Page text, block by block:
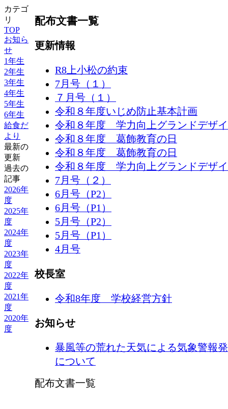
カテゴ
リ
TOP
お知ら
せ
1年生
2年生
3年生
4年生
5年生
6年生
給食だ
より
最新の
更新
過去の
記事
2026年
度
2025年
度
2024年
度
2023年
度
2022年
度
2021年
度
2020年
度
配布文書一覧
更新情報
R8上小松の約束
7月号（１）
７月号（１）
令和８年度いじめ防止基本計画
令和８年度 学力向上グランドデザ
令和８年度 葛飾教育の日
令和８年度 葛飾教育の日
令和８年度 学力向上グランドデザ
7月号（２）
6月号（P2）
6月号（P1）
5月号（P2）
5月号（P1）
4月号
校長室
令和8年度 学校経営方針
お知らせ
暴風等の荒れた天気による気象警報
について
配布文書一覧